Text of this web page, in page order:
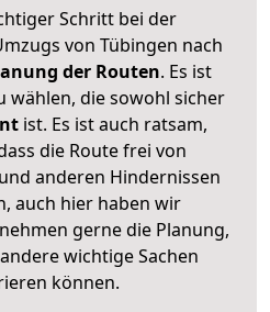
Schritt bei der
von Tübingen nach
der Routen. Es ist
wählen, die sowohl sicher
ist. Es ist auch ratsam,
die Route frei von
anderen Hindernissen
auch hier haben wir
gerne die Planung,
wichtige Sachen
können.